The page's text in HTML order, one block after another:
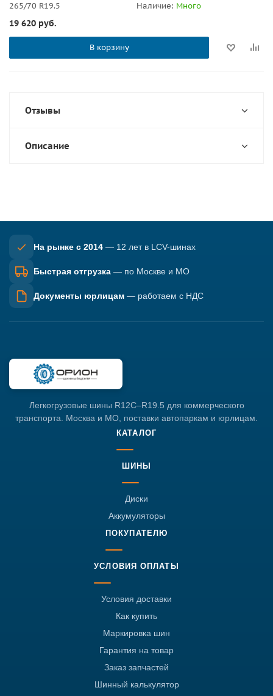
265/70 R19.5 Наличие: Много
19 620 руб.
В корзину
Отзывы
Описание
На рынке с 2014 — 12 лет в LCV-шинах
Быстрая отгрузка — по Москве и МО
Документы юрлицам — работаем с НДС
Легкогрузовые шины R12C–R19.5 для коммерческого
транспорта. Москва и МО, поставки автопаркам и юрлицам.
КАТАЛОГ
ШИНЫ
Диски
Аккумуляторы
ПОКУПАТЕЛЮ
УСЛОВИЯ ОПЛАТЫ
Условия доставки
Как купить
Маркировка шин
Гарантия на товар
Заказ запчастей
Шинный калькулятор